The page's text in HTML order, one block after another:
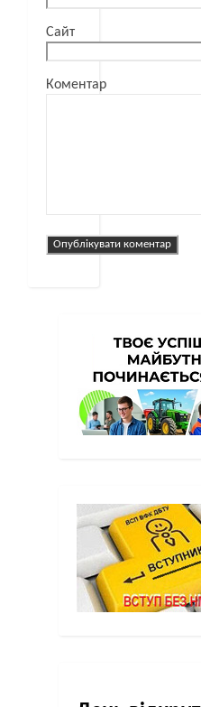
Сайт
Коментар